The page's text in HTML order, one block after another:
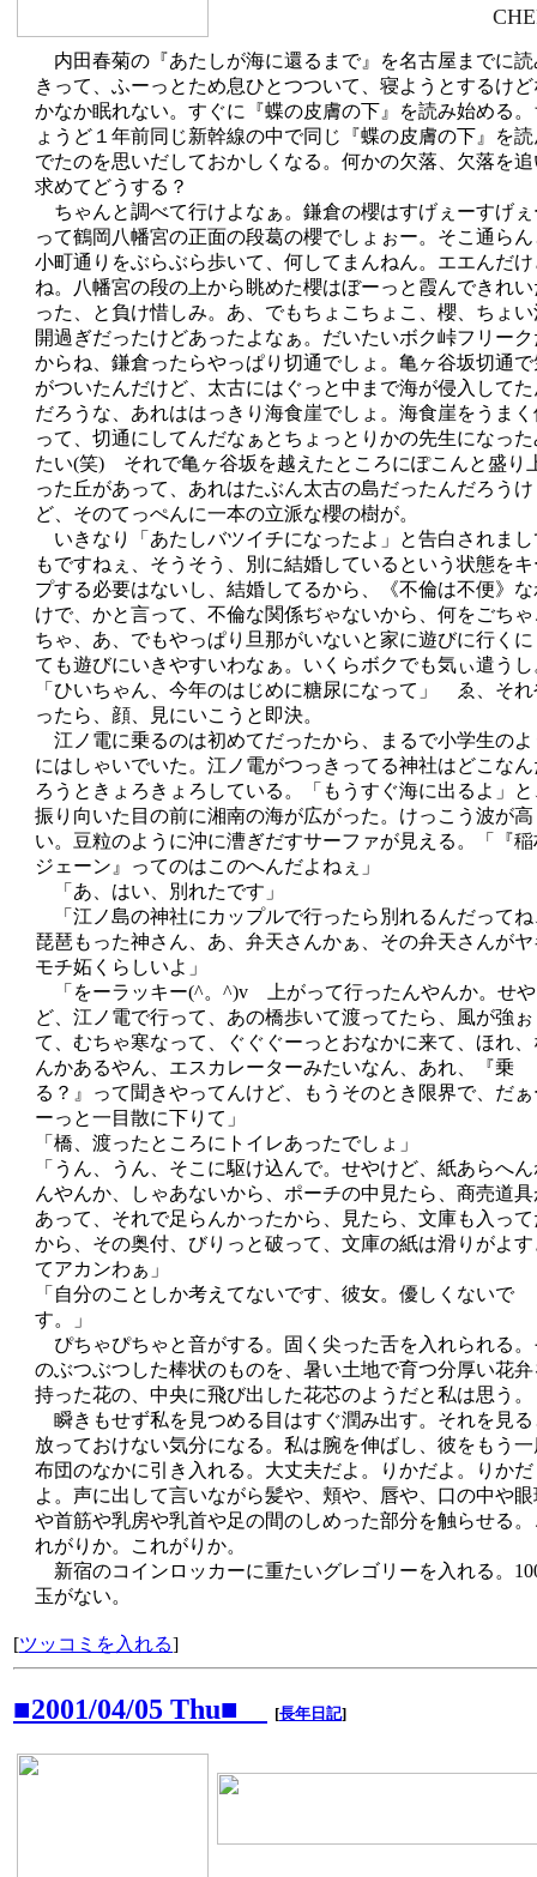
内田春菊の『あたしが海に還るまで』を名古屋までに読
きって、ふーっとため息ひとつついて、寝ようとするけど
かなか眠れない。すぐに『蝶の皮膚の下』を読み始める。
ょうど１年前同じ新幹線の中で同じ『蝶の皮膚の下』を読
でたのを思いだしておかしくなる。何かの欠落、欠落を追
求めてどうする？
ちゃんと調べて行けよなぁ。鎌倉の櫻はすげぇーすげぇ
って鶴岡八幡宮の正面の段葛の櫻でしょぉー。そこ通らん
小町通りをぶらぶら歩いて、何してまんねん。エエんだけ
ね。八幡宮の段の上から眺めた櫻はぼーっと霞んできれい
った、と負け惜しみ。あ、でもちょこちょこ、櫻、ちょい
開過ぎだったけどあったよなぁ。だいたいボク峠フリーク
からね、鎌倉ったらやっぱり切通でしょ。亀ヶ谷坂切通で
がついたんだけど、太古にはぐっと中まで海が侵入してた
だろうな、あれははっきり海食崖でしょ。海食崖をうまく
って、切通にしてんだなぁとちょっとりかの先生になった
たい(笑) それで亀ヶ谷坂を越えたところにぽこんと盛り
った丘があって、あれはたぶん太古の島だったんだろうけ
ど、そのてっぺんに一本の立派な櫻の樹が。
いきなり「あたしバツイチになったよ」と告白されまし
もですねぇ、そうそう、別に結婚しているという状態をキ
プする必要はないし、結婚してるから、《不倫は不便》な
けで、かと言って、不倫な関係ぢゃないから、何をごちゃ
ちゃ、あ、でもやっぱり旦那がいないと家に遊びに行くに
ても遊びにいきやすいわなぁ。いくらボクでも気ぃ遣うし
「ひいちゃん、今年のはじめに糖尿になって」 ゑ、それ
ったら、顔、見にいこうと即決。
江ノ電に乗るのは初めてだったから、まるで小学生のよ
にはしゃいでいた。江ノ電がつっきってる神社はどこなん
ろうときょろきょろしている。「もうすぐ海に出るよ」と
振り向いた目の前に湘南の海が広がった。けっこう波が高
い。豆粒のように沖に漕ぎだすサーファが見える。「『稲
ジェーン』ってのはこのへんだよねぇ」
「あ、はい、別れたです」
「江ノ島の神社にカップルで行ったら別れるんだってね
琵琶もった神さん、あ、弁天さんかぁ、その弁天さんがヤ
モチ妬くらしいよ」
「をーラッキー(^。^)v 上がって行ったんやんか。せ
ど、江ノ電で行って、あの橋歩いて渡ってたら、風が強ぉ
て、むちゃ寒なって、ぐぐぐーっとおなかに来て、ほれ、
んかあるやん、エスカレーターみたいなん、あれ、『乗
る？』って聞きやってんけど、もうそのとき限界で、だぁ
ーっと一目散に下りて」
「橋、渡ったところにトイレあったでしょ」
「うん、うん、そこに駆け込んで。せやけど、紙あらへ
んやんか、しゃあないから、ポーチの中見たら、商売道具
あって、それで足らんかったから、見たら、文庫も入って
から、その奥付、びりっと破って、文庫の紙は滑りがよす
てアカンわぁ」
「自分のことしか考えてないです、彼女。優しくないで
す。」
ぴちゃぴちゃと音がする。固く尖った舌を入れられる。
のぶつぶつした棒状のものを、暑い土地で育つ分厚い花弁
持った花の、中央に飛び出した花芯のようだと私は思う。
瞬きもせず私を見つめる目はすぐ潤み出す。それを見る
放っておけない気分になる。私は腕を伸ばし、彼をもう一
布団のなかに引き入れる。大丈夫だよ。りかだよ。りかだ
よ。声に出して言いながら髪や、頬や、唇や、口の中や眼
や首筋や乳房や乳首や足の間のしめった部分を触らせる。
れがりか。これがりか。
新宿のコインロッカーに重たいグレゴリーを入れる。
玉がない。
[ツッコミを入れる]
■2001/04/05 Thu■ [長年日記]